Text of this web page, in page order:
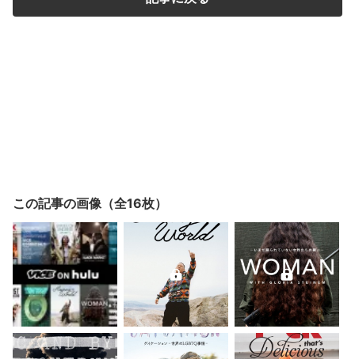
この記事の画像（全16枚）